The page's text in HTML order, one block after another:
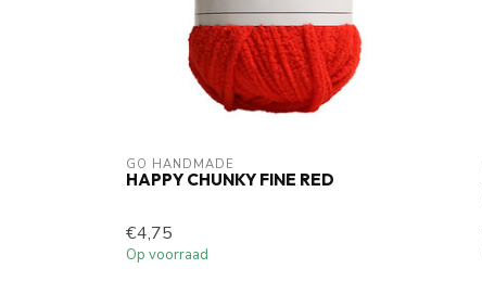
GO HANDMADE
HAPPY CHUNKY FINE RED
€4,75
Op voorraad